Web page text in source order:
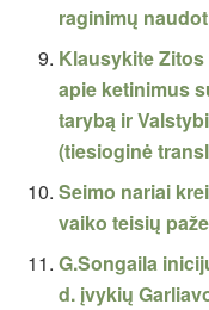
raginimų
Klausykite
apie ketinimus
tarybą ir
(tiesioginė
Seimo nariai
vaiko teisių
G.Songaila
d. įvykių